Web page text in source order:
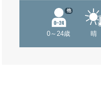
0～24歳
他
晴